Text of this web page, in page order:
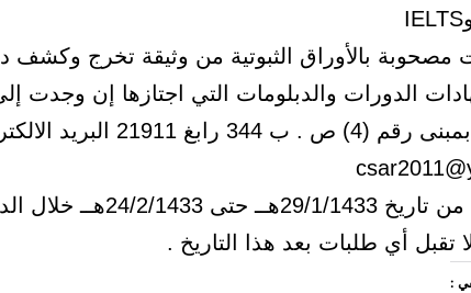
مصحوبة بالأوراق الثبوتية من وثيقة تخرج وكشف
الدورات والدبلومات التي اجتازها إن وجدت
وكيل الكلية بمبنى رقم (4) ص . ب 344 رابغ
وذلك اعتبارا من تاريخ 29/1/1433هــ حتى 24/2/
تقبل أي طلبات بعد هذا التاريخ .
: